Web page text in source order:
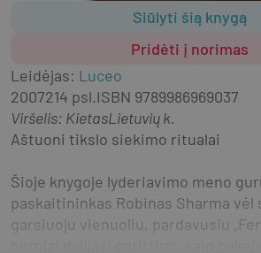
Siūlyti šią knygą
Pridėti į norimas
Leidėjas: Luceo
2007214 psl.ISBN 9789986969037
Viršelis: KietasLietuvių k.
Aštuoni tikslo siekimo ritualai
Šioje knygoje lyderiavimo meno
paskaitininkas Robinas Sharma vėl
garsiuoju vienuoliu, pardavusiu